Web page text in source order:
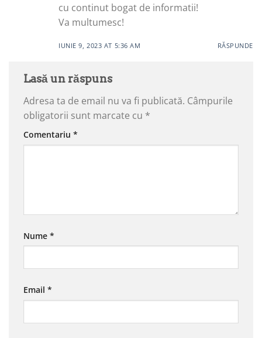
cu continut bogat de informatii!
Va multumesc!
IUNIE 9, 2023 AT 5:36 AM RĂSPUNDE
Lasă un răspuns
Adresa ta de email nu va fi publicată. Câmpurile
obligatorii sunt marcate cu *
Comentariu *
Nume *
Email *